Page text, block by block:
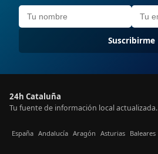
Suscribirme
24h Cataluña
Tu fuente de información local actualizada.
España Andalucía Aragón Asturias Baleares